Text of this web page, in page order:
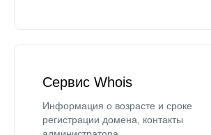
Сервис Whois
Информация о возрасте и сроке
регистрации домена, контакты